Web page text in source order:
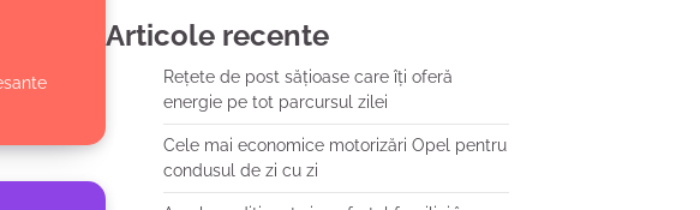
Articole recente
Rețete de post sățioase care îți oferă
energie pe tot parcursul zilei
Cele mai economice motorizări Opel pentru
condusul de zi cu zi